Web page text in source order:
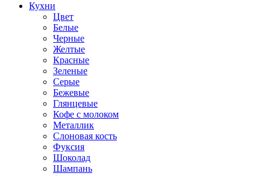
Кухни
Цвет
Белые
Черные
Желтые
Красные
Зеленые
Серые
Бежевые
Глянцевые
Кофе с молоком
Металлик
Слоновая кость
Фуксия
Шоколад
Шампань